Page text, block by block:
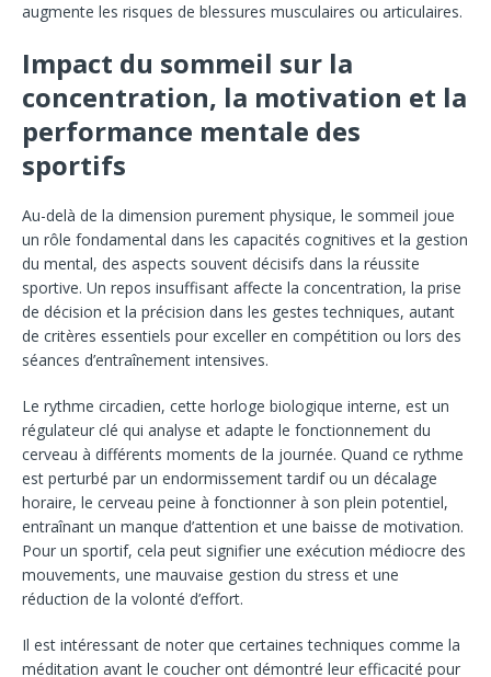
augmente les risques de blessures musculaires ou articulaires.
Impact du sommeil sur la
concentration, la motivation et la
performance mentale des
sportifs
Au-delà de la dimension purement physique, le sommeil joue
un rôle fondamental dans les capacités cognitives et la gestion
du mental, des aspects souvent décisifs dans la réussite
sportive. Un repos insuffisant affecte la concentration, la prise
de décision et la précision dans les gestes techniques, autant
de critères essentiels pour exceller en compétition ou lors des
séances d’entraînement intensives.
Le rythme circadien, cette horloge biologique interne, est un
régulateur clé qui analyse et adapte le fonctionnement du
cerveau à différents moments de la journée. Quand ce rythme
est perturbé par un endormissement tardif ou un décalage
horaire, le cerveau peine à fonctionner à son plein potentiel,
entraînant un manque d’attention et une baisse de motivation.
Pour un sportif, cela peut signifier une exécution médiocre des
mouvements, une mauvaise gestion du stress et une
réduction de la volonté d’effort.
Il est intéressant de noter que certaines techniques comme la
méditation avant le coucher ont démontré leur efficacité pour